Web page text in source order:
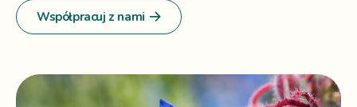
Współpracuj z nami